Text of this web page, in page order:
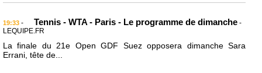
19:33 - Tennis - WTA - Paris - Le programme de dimanche -
LEQUIPE.FR
La finale du 21e Open GDF Suez opposera dimanche Sara
Errani, tête de...